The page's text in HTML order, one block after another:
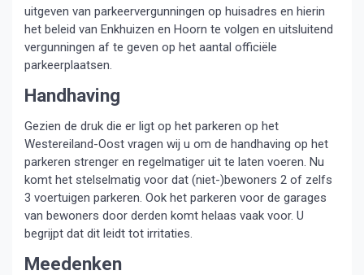
uitgeven van parkeervergunningen op huisadres en hierin
het beleid van Enkhuizen en Hoorn te volgen en uitsluitend
vergunningen af te geven op het aantal officiële
parkeerplaatsen.
Handhaving
Gezien de druk die er ligt op het parkeren op het
Westereiland-Oost vragen wij u om de handhaving op het
parkeren strenger en regelmatiger uit te laten voeren. Nu
komt het stelselmatig voor dat (niet-)bewoners 2 of zelfs
3 voertuigen parkeren. Ook het parkeren voor de garages
van bewoners door derden komt helaas vaak voor. U
begrijpt dat dit leidt tot irritaties.
Meedenken